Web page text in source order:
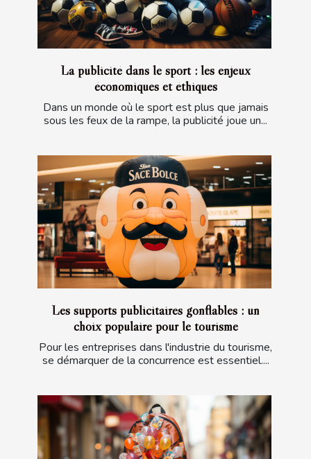
La publicité dans le sport : les enjeux
économiques et éthiques
Dans un monde où le sport est plus que jamais
sous les feux de la rampe, la publicité joue un...
Les supports publicitaires gonflables : un
choix populaire pour le tourisme
Pour les entreprises dans l'industrie du tourisme,
se démarquer de la concurrence est essentiel....